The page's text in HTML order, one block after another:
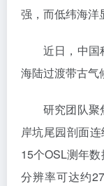
强，而低纬海洋
近日，中国
海陆过渡带古气
研究团队聚
岸坑尾园剖面
15个OSL测年
分辨率可达约